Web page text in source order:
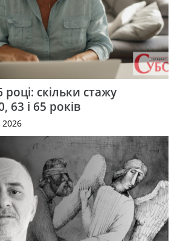
році: скільки стажу
63 і 65 років
2026